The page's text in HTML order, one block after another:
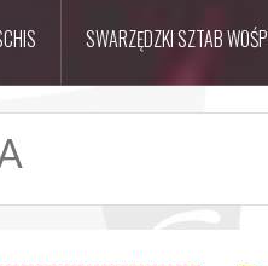
SWARZĘDZKI SZTAB WOŚP